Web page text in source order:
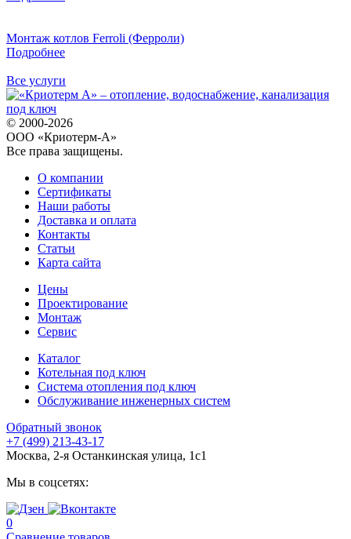
Монтаж котлов Ferroli (Ферроли)
Подробнее
Все услуги
© 2000-2026
ООО «Криотерм-А»
Все права защищены.
О компании
Сертификаты
Наши работы
Доставка и оплата
Контакты
Статьи
Карта сайта
Цены
Проектирование
Монтаж
Сервис
Каталог
Котельная под ключ
Система отопления под ключ
Обслуживание инженерных систем
Обратный звонок
+7 (499) 213-43-17
Москва, 2-я Останкинская улица, 1с1
Мы в соцсетях:
0